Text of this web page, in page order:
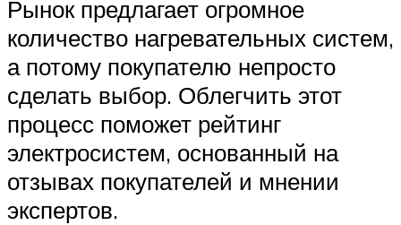
Рынок предлагает огромное
количество нагревательных систем,
а потому покупателю непросто
сделать выбор. Облегчить этот
процесс поможет рейтинг
электросистем, основанный на
отзывах покупателей и мнении
экспертов.